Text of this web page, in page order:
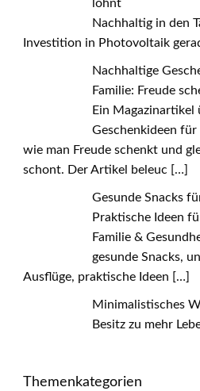
lohnt
Nachhaltig in den
Investition in Photovoltaik
Nachhaltige
Familie: Freude
Ein Magazinartikel
Geschenkideen
wie man Freude schenkt und
schont. Der Artikel beleuc […]
Gesunde Snacks
Praktische Ideen
Familie &
gesunde Snacks,
Ausflüge, praktische Ideen […]
Minimalistisches
Besitz zu mehr
Themenkategorien